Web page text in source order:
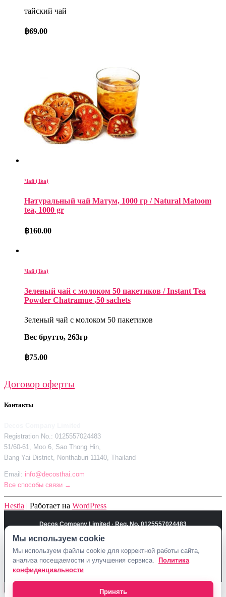
тайский чай
฿69.00
Чай (Tea)
Натуральный чай Матум, 1000 гр / Natural Matoom
tea, 1000 gr
฿160.00
Чай (Tea)
Зеленый чай с молоком 50 пакетиков / Instant Tea
Powder Chatramue ,50 sachets
Зеленый чай с молоком 50 пакетиков
Вес брутто, 263гр
฿75.00
Договор оферты
Контакты
Registration No.: 0125557024483
51/60-61, Moo 6, Sao Thong Hin,
Bang Yai District, Nonthaburi 11140, Thailand
Email: info@decosthai.com
Все способы связи →
Hestia | Работает на WordPress
Decos Company Limited · Reg. No. 0125557024483
51/60-61, Moo 6, Sao Thong Hin, Bang Yai District, Nonthaburi 11140,
Политика конфиденциальностиДоговор оферты
Контакты Decosthai
Мы используем cookie
Мы используем файлы cookie для корректной работы сайта,
анализа посещаемости и улучшения сервиса.
Политика
конфиденциальности
Принять